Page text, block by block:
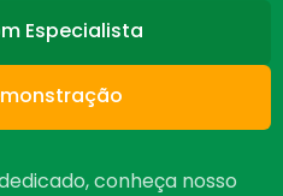
Especialista
conheça nosso